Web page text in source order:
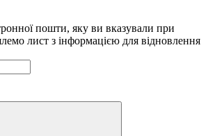
пошти, яку ви вказували при
лист з інформацією для відновлення